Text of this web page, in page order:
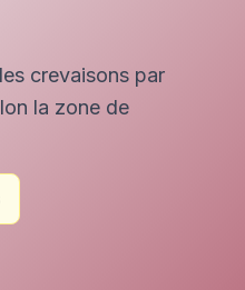
crevaisons par
la zone de